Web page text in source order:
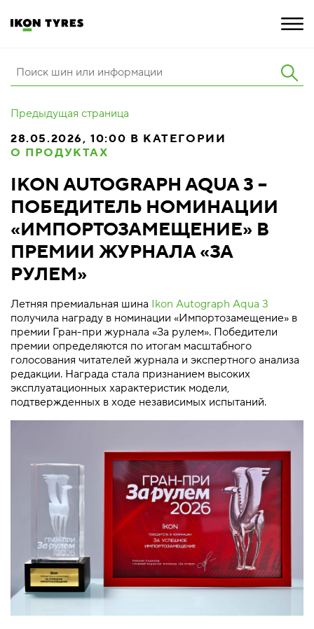
РАСШИРЕННАЯ ГАРАНТИЯ
О КОМПАНИИ
КАРЬЕРА
ПОКУПКА И АКЦИИ
Предыдущая страница
28.05.2026, 10:00 В КАТЕГОРИИ
О ПРОДУКТАХ
IKON AUTOGRAPH AQUA 3 –
ПОБЕДИТЕЛЬ НОМИНАЦИИ
«ИМПОРТОЗАМЕЩЕНИЕ» В
ПРЕМИИ ЖУРНАЛА «ЗА
РУЛЕМ»
Летняя премиальная шина Ikon Autograph Aqua 3
получила награду в номинации «Импортозамещение» в
премии Гран-при журнала «За рулем». Победители
премии определяются по итогам масштабного
голосования читателей журнала и экспертного анализа
редакции. Награда стала признанием высоких
эксплуатационных характеристик модели,
подтвержденных в ходе независимых испытаний.